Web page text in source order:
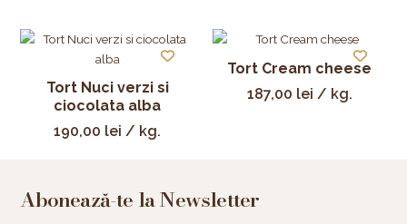
Tort Nuci verzi si
ciocolata alba
190,00 lei / kg.
Tort Cream cheese
187,00 lei / kg.
Abonează-te la Newsletter